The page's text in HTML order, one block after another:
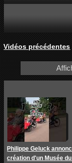
Vidéos précédentes
Philippe Geluck
création d'un Musée